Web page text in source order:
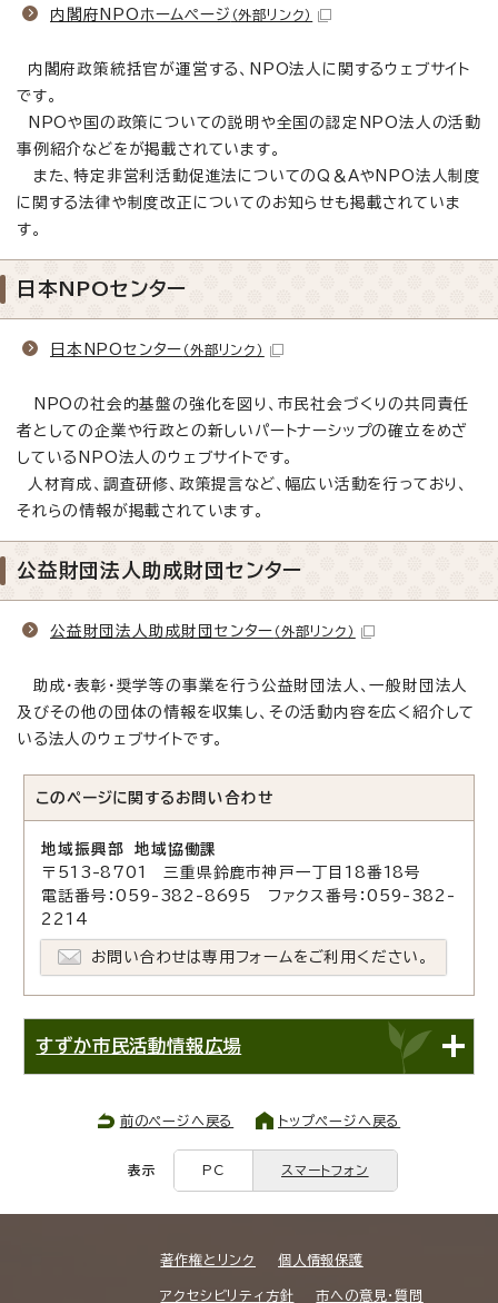
内閣府NPOホームページ （外部リンク）
内閣府政策統括官が運営する、NPO法人に関するウェブサイト
です。
NPOや国の政策についての説明や全国の認定NPO法人の活動
事例紹介などをが掲載されています。
また、特定非営利活動促進法についてのQ＆AやNPO法人制度
に関する法律や制度改正についてのお知らせも掲載されていま
す。
日本NPOセンター
日本NPOセンター （外部リンク）
NPOの社会的基盤の強化を図り、市民社会づくりの共同責任
者としての企業や行政との新しいパートナーシップの確立をめざ
しているNPO法人のウェブサイトです。
人材育成、調査研修、政策提言など、幅広い活動を行っており、
それらの情報が掲載されています。
公益財団法人助成財団センター
公益財団法人助成財団センター （外部リンク）
助成・表彰・奨学等の事業を行う公益財団法人、一般財団法人
及びその他の団体の情報を収集し、その活動内容を広く紹介して
いる法人のウェブサイトです。
このページに関する お問い合わせ
地域振興部 地域協働課
〒513-8701 三重県鈴鹿市神戸一丁目18番18号
電話番号：059-382-8695 ファクス番号：059-382-
2214
お問い合わせは専用フォームをご利用ください。
すずか市民活動情報広場
前のページへ戻る トップページへ戻る
表示 PC スマートフォン
著作権とリンク 個人情報保護
アクセシビリティ方針 市への意見・質問